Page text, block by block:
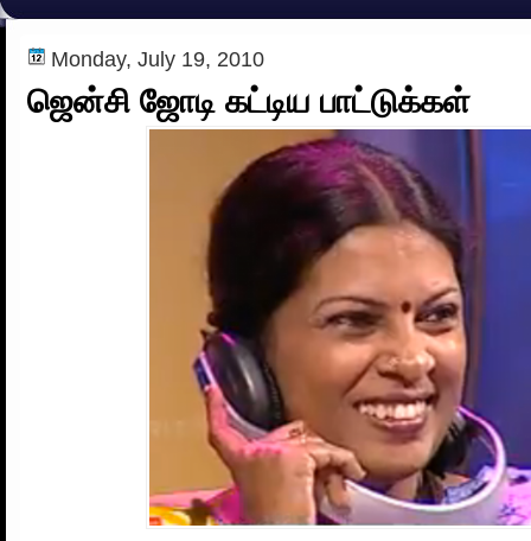
Monday, July 19, 2010
ஜென்சி ஜோடி கட்டிய பாட்டுக்கள்